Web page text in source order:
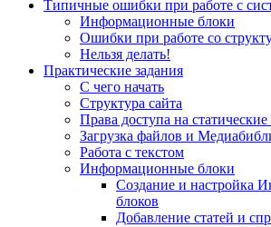
Типичные ошибки при работе с
Информационные блоки
Ошибки при работе со
Нельзя делать!
Практические задания
С чего начать
Структура сайта
Права доступа на
Загрузка файлов и
Работа с текстом
Информационные блоки
Создание и настройка
блоков
Добавление статей и